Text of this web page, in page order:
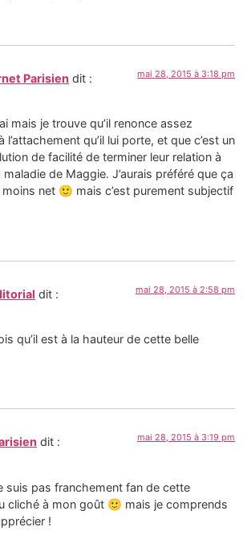
Parisien dit : mai 28, 2015 à 3:18 pm
mais je trouve qu’il renonce assez
l’attachement qu’il lui porte, et que c’est un
de facilité de terminer leur relation à
de Maggie. J’aurais préféré que ça
net 🙂 mais c’est purement subjectif
dit : mai 28, 2015 à 2:58 pm
qu’il est à la hauteur de cette belle
dit : mai 28, 2015 à 3:19 pm
suis pas franchement fan de cette
cliché à mon goût 🙂 mais je comprends
!